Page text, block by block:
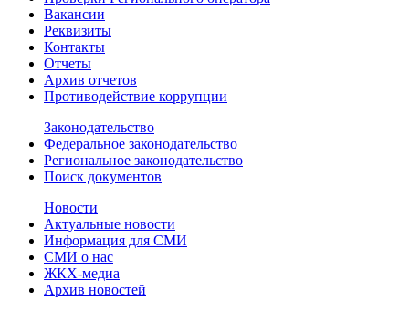
Вакансии
Реквизиты
Контакты
Отчеты
Архив отчетов
Противодействие коррупции
Законодательство
Федеральное законодательство
Региональное законодательство
Поиск документов
Новости
Актуальные новости
Информация для СМИ
СМИ о нас
ЖКХ-медиа
Архив новостей